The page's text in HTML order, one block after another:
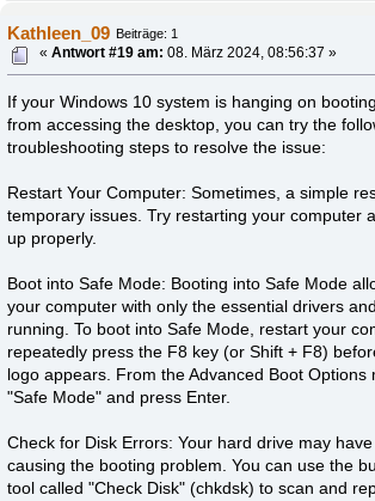
Kathleen_09 Beiträge: 1
«Antwort #19 am: 08. März 2024, 08:56:37 »
If your Windows 10 system is hanging on
from accessing the desktop, you can try the
troubleshooting steps to resolve the issue:
Restart Your Computer: Sometimes, a simple
temporary issues. Try restarting your computer
up properly.
Boot into Safe Mode: Booting into Safe Mode
your computer with only the essential drivers
running. To boot into Safe Mode, restart your
repeatedly press the F8 key (or Shift + F8)
logo appears. From the Advanced Boot Options
"Safe Mode" and press Enter.
Check for Disk Errors: Your hard drive may
causing the booting problem. You can use the
tool called "Check Disk" (chkdsk) to scan and